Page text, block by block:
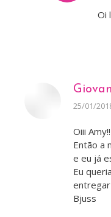
Oi
disse:
25/01/
Oiii Amy!!
Então a
e eu já
Eu
Bjuss